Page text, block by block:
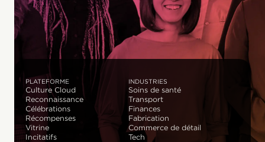
PLATEFORME
Culture Cloud
Reconnaissance
Célébrations
Récompenses
Vitrine
Incitatifs
INDUSTRIES
Soins de santé
Transport
Finances
Fabrication
Commerce de détail
Tech